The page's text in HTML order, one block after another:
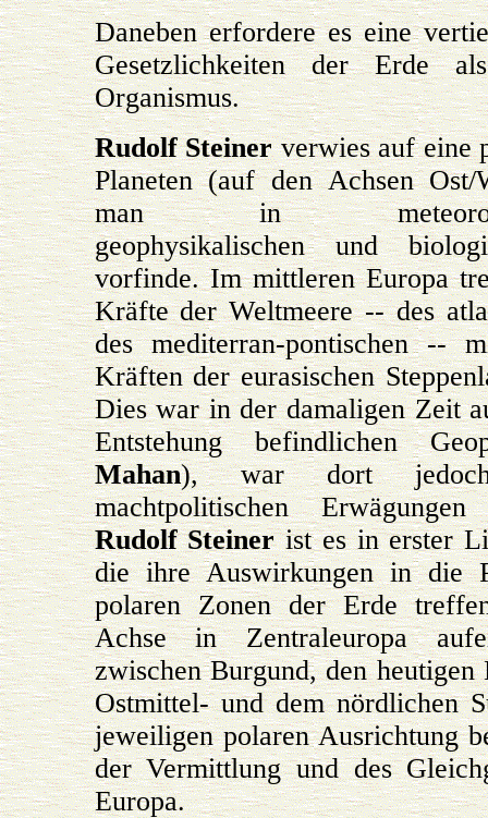
Daneben erfordere es eine
Gesetzlichkeiten der Erde
Organismus.
Rudolf Steinerverwies auf eine
Planeten (auf den Achsen Ost/
man in
geophysikalischen und
vorfinde. Im mittleren Europa
Kräfte der Weltmeere -- des
des mediterran-pontischen --
Kräften der eurasischen
Dies war in der damaligen Zeit
Entstehung befindlichen
Mahan), war dort
machtpolitischen Erwägungen
Rudolf Steinerist es in erster
die ihre Auswirkungen in die
polaren Zonen der Erde
Achse in Zentraleuropa
zwischen Burgund, den heutigen
Ostmittel- und dem nördlichen
jeweiligen polaren Ausrichtung
der Vermittlung und des
Europa.